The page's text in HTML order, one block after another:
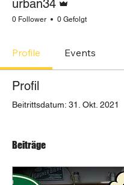
urban34
0 Follower 0 Gefolgt
Profile Events
Profil
Beitrittsdatum: 31. Okt. 2021
Beiträge